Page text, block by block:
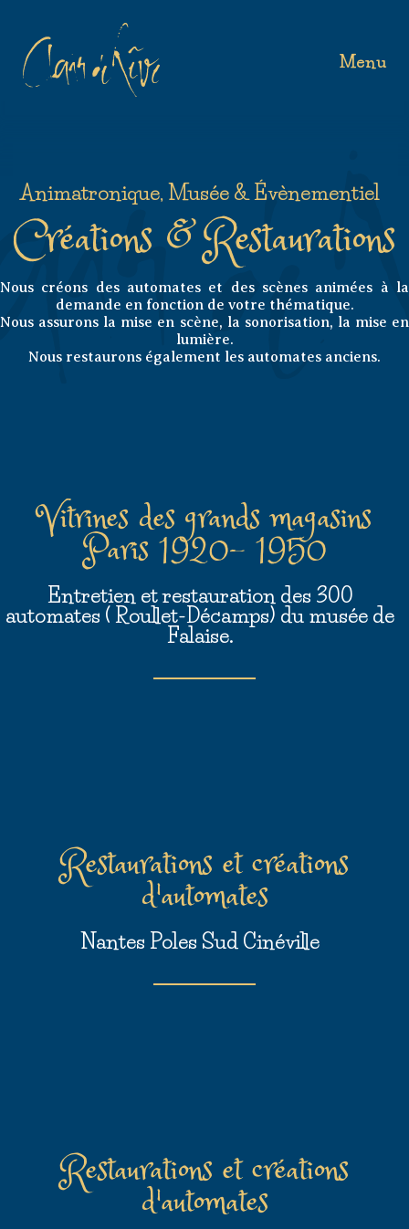
Menu
Animatronique, Musée & Évènementiel
Créations & Restaurations
Nous créons des automates et des scènes animées à la
demande en fonction de votre thématique.
Nous assurons la mise en scène, la sonorisation, la mise en
lumière.
Nous restaurons également les automates anciens.
Vitrines des grands magasins
Paris 1920- 1950
Entretien et restauration des 300
automates ( Roullet-Décamps) du musée de
Falaise.
Restaurations et créations
d'automates
Nantes Poles Sud Cinéville
Restaurations et créations
d'automates